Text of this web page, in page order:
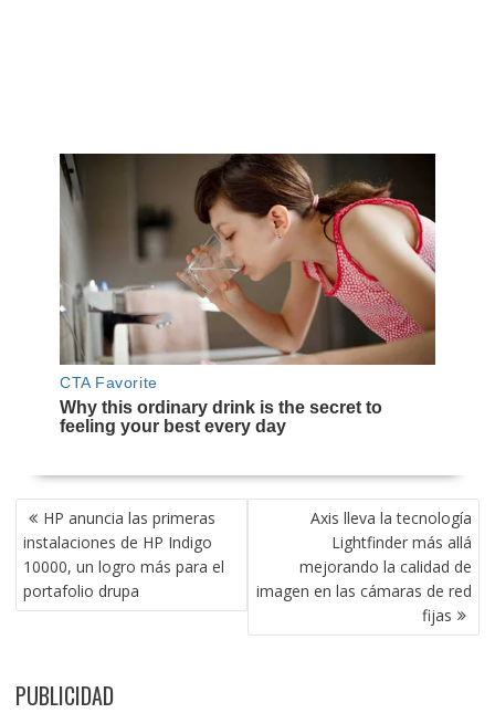
NAVEGACIÓN
DE
ENTRADAS
HP anuncia las primeras
instalaciones de HP Indigo
10000, un logro más para el
portafolio drupa
Axis lleva la tecnología
Lightfinder más allá
mejorando la calidad de
imagen en las cámaras de red
fijas
PUBLICIDAD